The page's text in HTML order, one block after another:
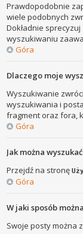
Prawdopodobnie
wiele podobnych
Dokładnie
wyszukiwaniu
Góra
Dlaczego moje
Wyszukiwanie
wyszukiwania i
fragment oraz fora,
Góra
Jak można
Przejdź na stronę
Góra
W jaki sposób
Swoje posty można